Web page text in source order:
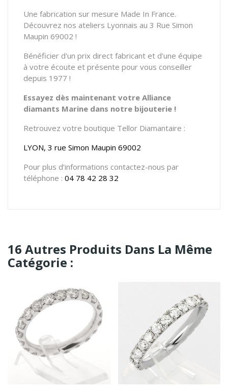
Une fabrication sur mesure Made In France.
Découvrez nos ateliers Lyonnais au 3 Rue Simon
Maupin 69002 !
Bénéficier d'un prix direct fabricant et d'une équipe
à votre écoute et présente pour vous conseiller
depuis 1977 !
Essayez dès maintenant votre Alliance
diamants Marine dans notre bijouterie !
Retrouvez votre boutique Tellor Diamantaire :
LYON, 3 rue Simon Maupin 69002
Pour plus d’informations contactez-nous par
téléphone : 04 78 42 28 32
16 Autres Produits Dans La Même
Catégorie :